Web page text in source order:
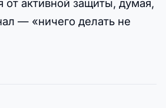
от активной защиты, думая,
— «ничего делать не